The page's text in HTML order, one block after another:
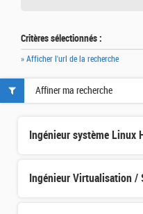
Critères sélectionnés :
» Afficher l'url de la recherche
Ingénieur système Linux
Ingénieur Virtualisation /
Affiner ma recherche